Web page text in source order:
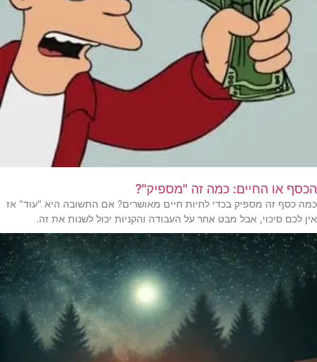
הכסף או החיים: כמה זה "מספיק"?
כמה כסף זה מספיק בכדי לחיות חיים מאושרים? אם התשובה היא "עוד" אז
אין לכם סיכוי, אבל מבט אחר על העבודה והקניות יכול לשנות את זה.